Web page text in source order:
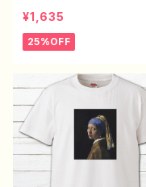
かわいい おしゃれ イ
スト パンダ 動物 ゆ
かわ ゆるい ユニー
ター おすすめ 個性
人気 イラストレータ
クリエイター 絵師 オ
ジナル デザイン グッ
ズ 半袖シャツ デザイ
ン コラボ 悪いことを
うパンダ タイトル：たい
¥1,635
25%OFF